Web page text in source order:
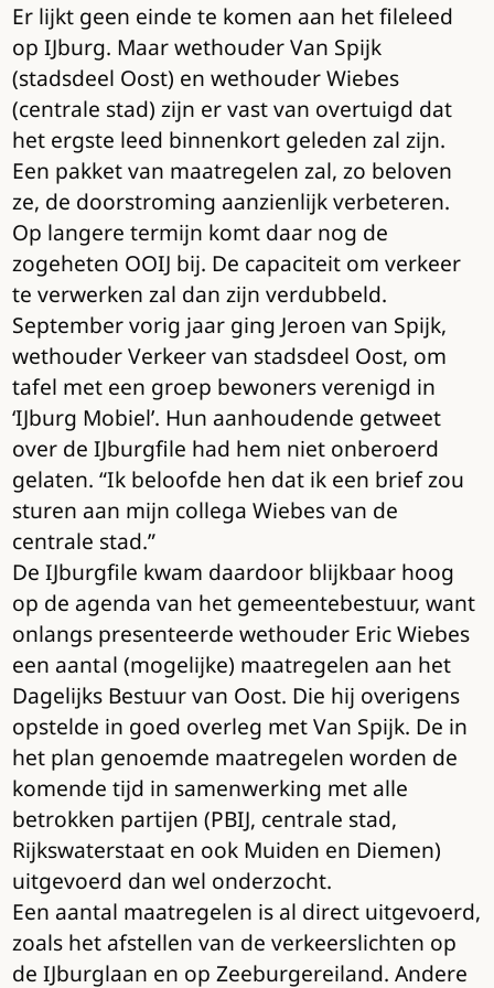
Er lijkt geen einde te komen aan het fileleed
op IJburg. Maar wethouder Van Spijk
(stadsdeel Oost) en wethouder Wiebes
(centrale stad) zijn er vast van overtuigd dat
het ergste leed binnenkort geleden zal zijn.
Een pakket van maatregelen zal, zo beloven
ze, de doorstroming aanzienlijk verbeteren.
Op langere termijn komt daar nog de
zogeheten OOIJ bij. De capaciteit om verkeer
te verwerken zal dan zijn verdubbeld.
September vorig jaar ging Jeroen van Spijk,
wethouder Verkeer van stadsdeel Oost, om
tafel met een groep bewoners verenigd in
‘IJburg Mobiel’. Hun aanhoudende getweet
over de IJburgfile had hem niet onberoerd
gelaten. “Ik beloofde hen dat ik een brief zou
sturen aan mijn collega Wiebes van de
centrale stad.”
De IJburgfile kwam daardoor blijkbaar hoog
op de agenda van het gemeentebestuur, want
onlangs presenteerde wethouder Eric Wiebes
een aantal (mogelijke) maatregelen aan het
Dagelijks Bestuur van Oost. Die hij overigens
opstelde in goed overleg met Van Spijk. De in
het plan genoemde maatregelen worden de
komende tijd in samenwerking met alle
betrokken partijen (PBIJ, centrale stad,
Rijkswaterstaat en ook Muiden en Diemen)
uitgevoerd dan wel onderzocht.
Een aantal maatregelen is al direct uitgevoerd,
zoals het afstellen van de verkeerslichten op
de IJburglaan en op Zeeburgereiland. Andere